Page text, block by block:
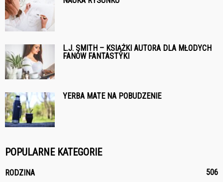
L.J. SMITH – KSIĄŻKI AUTORA DLA MŁODYCH
FANÓW FANTASTYKI
YERBA MATE NA POBUDZENIE
POPULARNE KATEGORIE
RODZINA
506